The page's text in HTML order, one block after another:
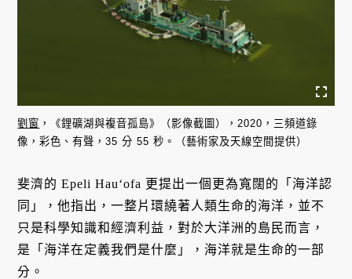
劉窗 ，《鋰礦湖與複音孤島》（影像截圖），2020，三頻道錄
像，彩色、有聲，35 分 55 秒。（藝術家及天線空間提供）
斐濟的 Epeli Hauʻofa 更提出一個更為寬闊的「海洋認
同」，他指出，一整片環繞著人類生命的海洋，並不
只是科學知識和經濟利益，對於大洋洲的島民而言，
是「海洋在定義我們是什麼」，海洋就是生命的一部
分。